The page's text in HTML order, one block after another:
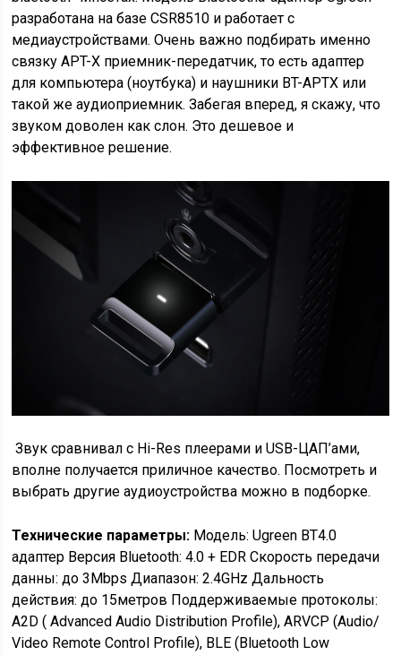
разработана на базе CSR8510 и работает с
медиаустройствами. Очень важно подбирать именно
связку APT-X приемник-передатчик, то есть адаптер
для компьютера (ноутбука) и наушники BT-APTX или
такой же аудиоприемник. Забегая вперед, я скажу, что
звуком доволен как слон. Это дешевое и
эффективное решение.
Звук сравнивал с Hi-Res плеерами и USB-ЦАП’ами,
вполне получается приличное качество. Посмотреть и
выбрать другие аудиоустройства можно в подборке.
Технические параметры: Модель: Ugreen BT4.0
адаптер Версия Bluetooth: 4.0 + EDR Скорость передачи
данны: до 3Mbps Диапазон: 2.4GHz Дальность
действия: до 15метров Поддерживаемые протоколы:
A2D ( Advanced Audio Distribution Profile), ARVCP (Audio/
Video Remote Control Profile), BLE (Bluetooth Low